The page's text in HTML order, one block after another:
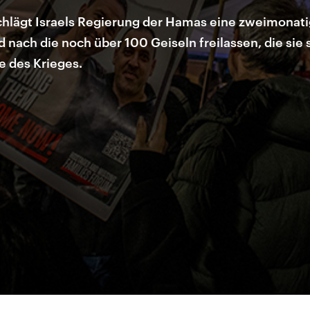
Israels Regierung der Hamas eine
nach die noch über 100 Geiseln freilassen, die
des Krieges.